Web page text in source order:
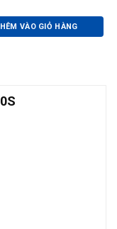
VÀO GIỎ HÀNG